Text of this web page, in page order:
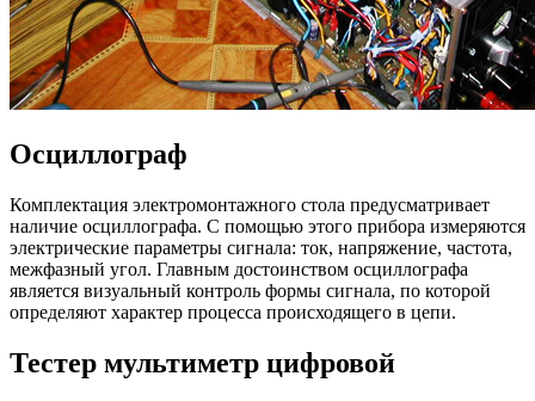
Осциллограф
Комплектация электромонтажного стола предусматривает
наличие осциллографа. С помощью этого прибора измеряются
электрические параметры сигнала: ток, напряжение, частота,
межфазный угол. Главным достоинством осциллографа
является визуальный контроль формы сигнала, по которой
определяют характер процесса происходящего в цепи.
Тестер мультиметр цифровой